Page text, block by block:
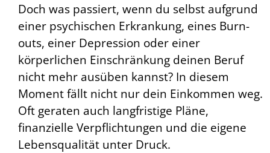
Doch was passiert, wenn du selbst aufgrund
einer psychischen Erkrankung, eines Burn-
outs, einer Depression oder einer
körperlichen Einschränkung deinen Beruf
nicht mehr ausüben kannst? In diesem
Moment fällt nicht nur dein Einkommen weg.
Oft geraten auch langfristige Pläne,
finanzielle Verpflichtungen und die eigene
Lebensqualität unter Druck.